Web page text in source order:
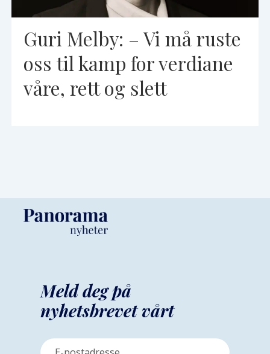
Guri Melby: – Vi må ruste
oss til kamp for verdiane
våre, rett og slett
Meld deg på
nyhetsbrevet vårt